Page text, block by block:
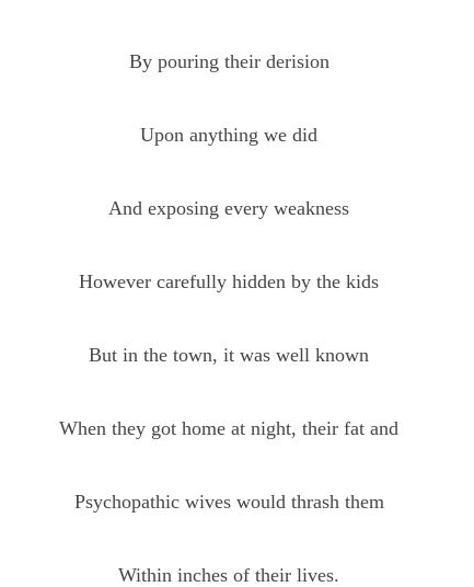
By pouring their derision
Upon anything we did
And exposing every weakness
However carefully hidden by the kids
But in the town, it was well known
When they got home at night, their fat and
Psychopathic wives would thrash them
Within inches of their lives.